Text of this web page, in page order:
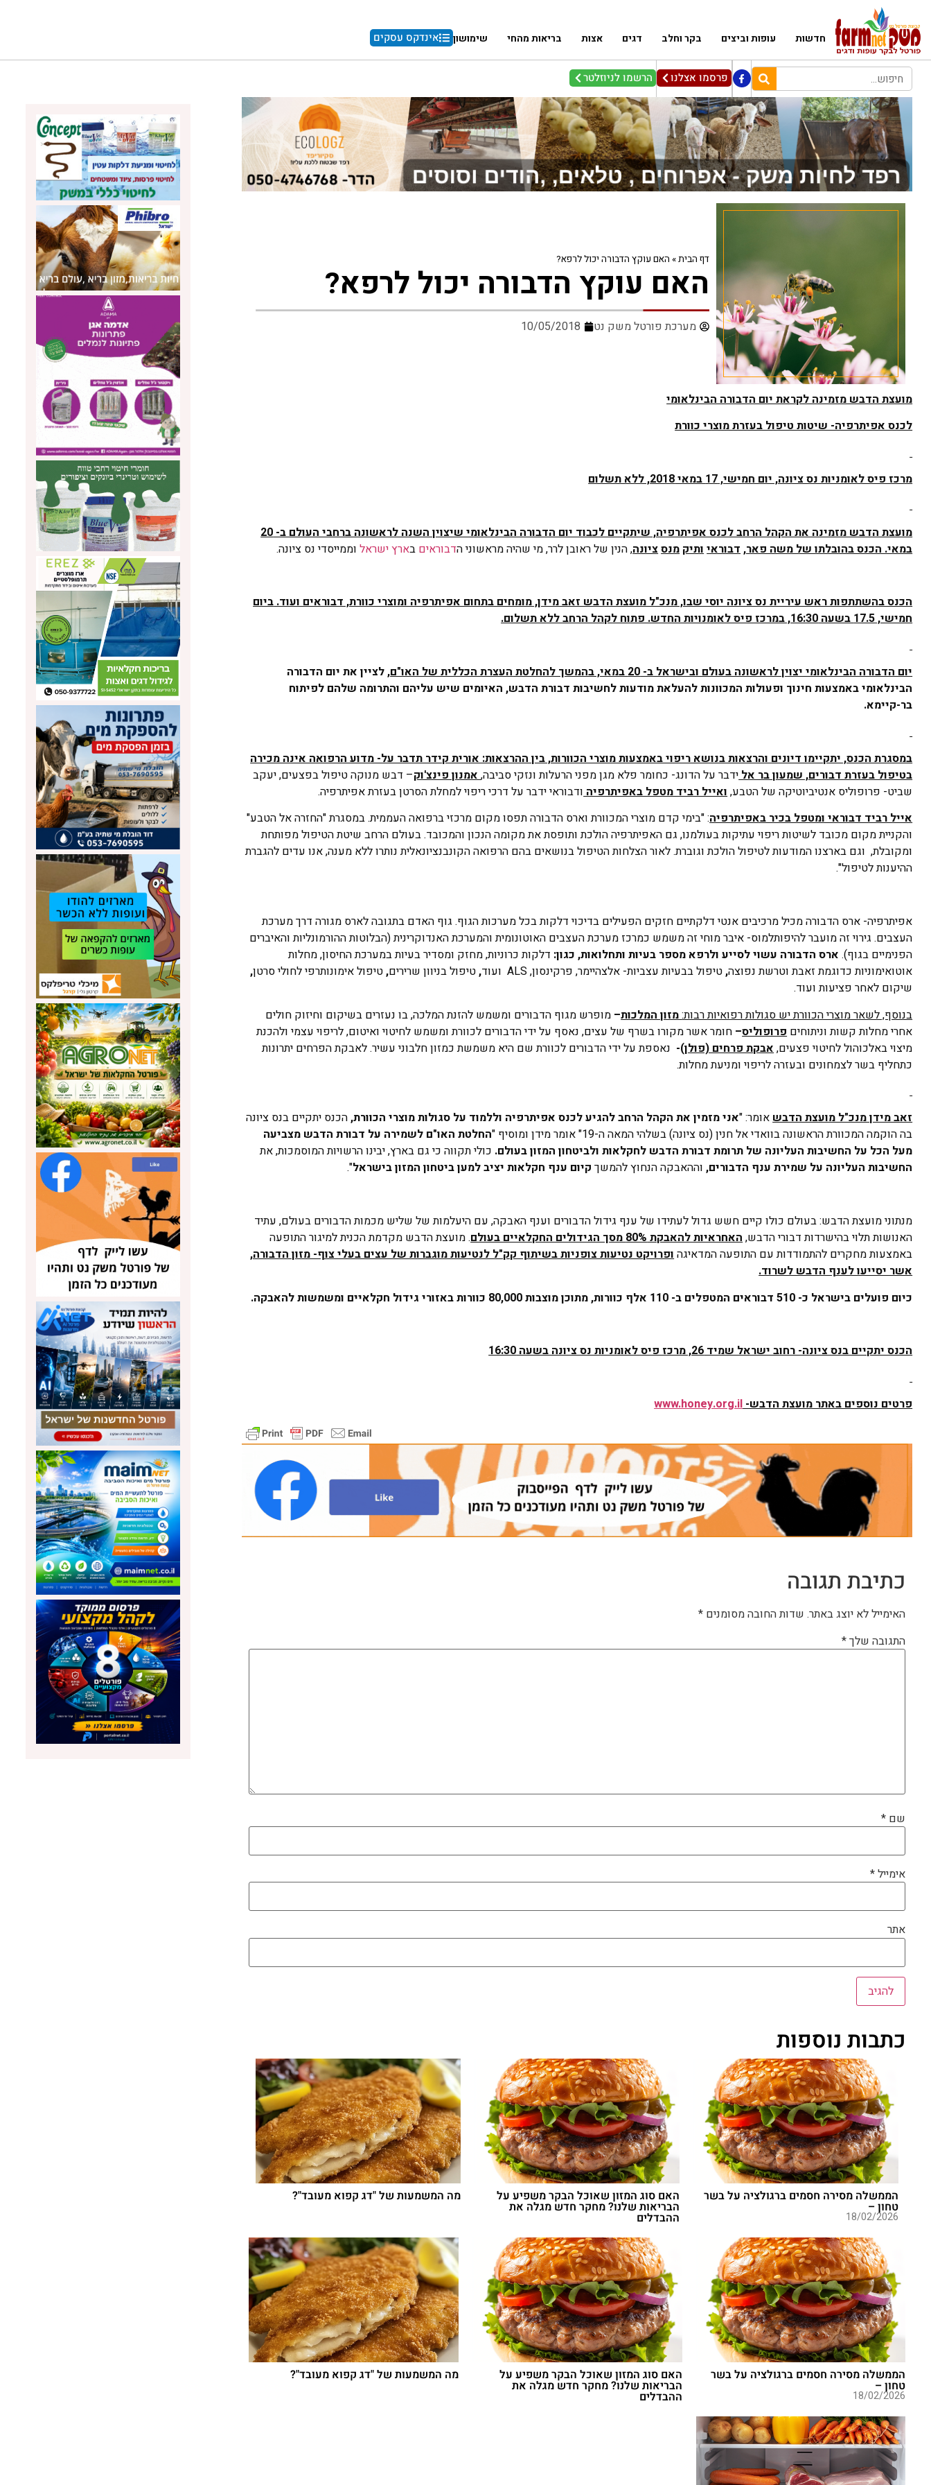
חדשות עופות וביצים בקר וחלב דגים אצות בריאות מהחי שימושון אינדקס עסקים
פרסמו אצלנו הרשמו לניוזלטר
דף הבית» האם עוקץ הדבורה יכול לרפא?
האם עוקץ הדבורה יכול לרפא?
מערכת פורטל משק נט 10/05/2018
מועצת הדבש מזמינה לקראת יום הדבורה הבינלאומי
לכנס אפיתרפיה- שיטות טיפול בעזרת מוצרי כוורת
מרכז פיס לאומניות נס ציונה, יום חמישי, 17 במאי 2018, ללא תשלום
מועצת הדבש מזמינה את הקהל הרחב לכנס אפיתרפיה, שיתקיים לכבוד יום הדבורה הבינלאומי שיצוין השנה לראשונה ברחבי העולם ב- 20
במאי. הכנס בהובלתו של משה פאר, דבוראי ותיק מנסציונה, הנין של ראובן לרר, מי שהיה מראשוני הדבוראים בארץ ישראלוממייסדי נס ציונה.
הכנס בהשתתפות ראש עיריית נס ציונה יוסי שבו, מנכ"ל מועצת הדבש זאב מידן, מומחים בתחום אפיתרפיה ומוצרי כוורת, דבוראים ועוד.ביום
חמישי, 17.5 בשעה 16:30, במרכז פיס לאומנויות החדש. פתוח לקהל הרחב ללא תשלום.
יום הדבורה הבינלאומי יצוין לראשונה בעולם ובישראל ב- 20 במאי, בהמשך להחלטת העצרת הכללית של האו"ם, לציין את יום הדבורה
הבינלאומי באמצעות חינוך ופעולות המכוונות להעלאת מודעות לחשיבות דבורת הדבש, האיומים שיש עליהם והתרומה שלהם לפיתוח
בר-קיימא.
במסגרת הכנס, יתקיימו דיונים והרצאות בנושא ריפוי באמצעות מוצרי הכוורות, בין ההרצאות: אורית קידר תדבר על- מדוע הרפואה אינה מכירה
בטיפול בעזרת דבורים, שמעון בר אלידבר על הדונג- כחומר פלא מגן מפני הרעלות ונזקי סביבה,אמנון פינצ'וק– דבש מנוקה טיפול בפצעים, יעקב
שביט- פרופוליס אנטיביוטיקה של הטבע,ואייל רביד מטפל באפיתרפיהודבוראי ידבר על דרכי ריפוי למחלת הסרטן בעזרת אפיתרפיה.
אייל רביד דבוראי ומטפל בכיר באפיתרפיה: "בימי קדם מוצרי המכוורת וארס הדבורה תפסו מקום מרכזי ברפואה העממית. במסגרת "החזרה אל הטבע"
והקניית מקום מכובד לשיטות ריפוי עתיקות בעולמנו, גם האפיתרפיה הולכת ותופסת את מקומה הנכון והמכובד. בעולם הרחב שיטת הטיפול מפותחת
ומקובלת, וגם בארצנו המודעות לטיפול הולכת וגוברת. לאור הצלחות הטיפול בנושאים בהם הרפואה הקונבנציונאלית נותרו ללא מענה, אנו עדים להגברת
ההיענות לטיפול".
אפיתרפיה- ארס הדבורה מכיל מרכיבים אנטי דלקתיים חזקים הפעילים בדיכוי דלקות בכל מערכות הגוף. גוף האדם בתגובה לארס מגורה דרך מערכת
העצבים. גירוי זה מועבר להיפותלמוס- איבר מוחי זה משמש כמרכז מערכת העצבים האוטונומית והמערכת האנדוקרינית (הבלוטות ההורמונליות והאיברים
הפנימיים בגוף). ארס הדבורה עשוי לסייע ולרפא מספר בעיות ותחלואות, כגון: דלקות כרוניות, מחזק ומסדיר בעיות במערכת החיסון, מחלות
אוטואימוניות כדוגמת זאבת וטרשת נפוצה,טיפול בבעיות עצביות- אלצהיימר, פרקינסון, ALS ועוד ,טיפול בניוון שרירים,טיפול אימונותרפי לחולי סרטן,
שיקום לאחר פציעות ועוד.
בנוסף, לשאר מוצרי הכוורת יש סגולות רפואיות רבות:מזון המלכות– מופרש מגוף הדבורים ומשמש להזנת המלכה, בו נעזרים בשיקום וחיזוק חולים
אחרי מחלות קשות וניתוחים פרופוליס– חומר אשר מקורו בשרף של עצים, נאסף על ידי הדבורים לכוורת ומשמש לחיטוי ואיטום, לריפוי עצמי ולהכנת
מיצוי באלכוהול לחיטוי פצעים, אבקת פרחים (פולן)- נאספת על ידי הדבורים לכוורת שם היא משמשת כמזון חלבוני עשיר. לאבקת הפרחים יתרונות
כתחליף בשר לצמחונים ובעזרה לריפוי ומניעת מחלות.
זאב מידן מנכ"ל מועצת הדבשאומר: "אני מזמין את הקהל הרחב להגיע לכנס אפיתרפיה וללמוד על סגולות מוצרי הכוורת,הכנס יתקיים בנס ציונה
בה הוקמה המכוורת הראשונה בוואדי אל חנין (נס ציונה) בשלהי המאה ה-19" אומר מידן ומוסיף "
החלטת האו"ם לשמירה על דבורת הדבש מצביעה
מעל הכל על החשיבות העליונה של תרומת דבורת הדבש לחקלאות ולביטחון המזון בעולם. כולי תקווה כי גם בארץ, יבינו הרשויות המוסמכות, את
החשיבות העליונה על שמירת ענף הדבורים,וההאבקה הנחוץ להמשך קיום ענף חקלאות יציב למען ביטחון המזון בישראל".
מנתוני מועצת הדבש: בעולם כולו קיים חשש גדול לעתידו של ענף גידול הדבורים וענף האבקה, עם היעלמות של שליש מכמות הדבורים בעולם, עתיד
האנושות תלוי בהישרדות דבורי הדבש,האחראיות להאבקת 80% מסך הגידולים החקלאיים בעולם
. מועצת הדבש מקדמת הכנית למיגור התופעה
באמצעות מחקרים להתמודדות עם התופעה המדאיגהופרויקט נטיעות צופניות בשיתוף קק"ל לנטיעות מוגברות של עצים בעלי צוף- מזון הדבורה,
אשר יסייעו לענף הדבש לשרוד.
כיום פועלים בישראל כ- 510 דבוראים המטפלים ב- 110 אלף כוורות, מתוכן מוצבות 80,000 כוורות באזורי גידול חקלאיים ומשמשות להאבקה.
הכנס יתקיים בנס ציונה- רחוב ישראל שמיד 26, מרכז פיס לאומניות נס ציונה בשעה 16:30
פרטים נוספים באתר מועצת הדבש-www.honey.org.il
כתיבת תגובה
האימייל לא יוצג באתר. שדות החובה מסומנים *
התגובה שלך*
שם *
אימייל*
אתר
כתבות נוספות
הממשלה מסירה חסמים ברגולציה על בשר
טחון –
18/02/2026
האם סוג המזון שאוכל הבקר משפיע על
הבריאות שלנו? מחקר חדש מגלה את
ההבדלים
מה המשמעות של "דג קפוא מעובד"?
הממשלה מסירה חסמים ברגולציה על בשר
טחון –
18/02/2026
האם סוג המזון שאוכל הבקר משפיע על
הבריאות שלנו? מחקר חדש מגלה את
ההבדלים
מה המשמעות של "דג קפוא מעובד"?